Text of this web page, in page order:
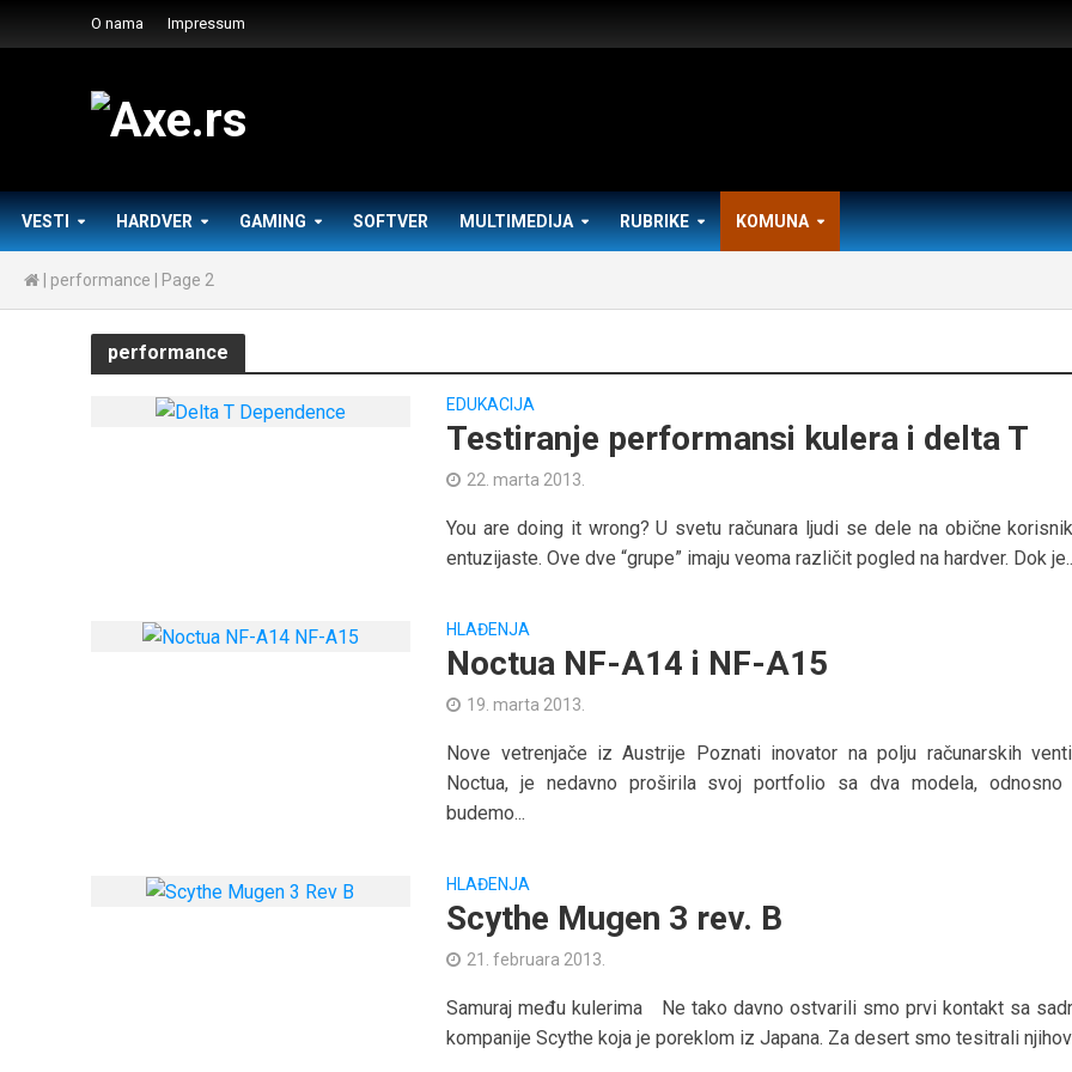
O nama Impressum
VESTI HARDVER GAMING SOFTVER MULTIMEDIJA RUBRIKE KOMUNA
performance Page 2
performance
EDUKACIJA
Testiranje performansi kulera i delta T
22. marta 2013.
You are doing it wrong? U svetu računara ljudi se dele na obične
entuzijaste. Ove dve “grupe” imaju veoma različit pogled na hardver. Dok
HLAĐENJA
Noctua NF-A14 i NF-A15
19. marta 2013.
Nove vetrenjače iz Austrije Poznati inovator na polju računarskih
Noctua, je nedavno proširila svoj portfolio sa dva modela,
budemo...
HLAĐENJA
Scythe Mugen 3 rev. B
21. februara 2013.
Samuraj među kulerima Ne tako davno ostvarili smo prvi kontakt sa
kompanije Scythe koja je poreklom iz Japana. Za desert smo tesitrali